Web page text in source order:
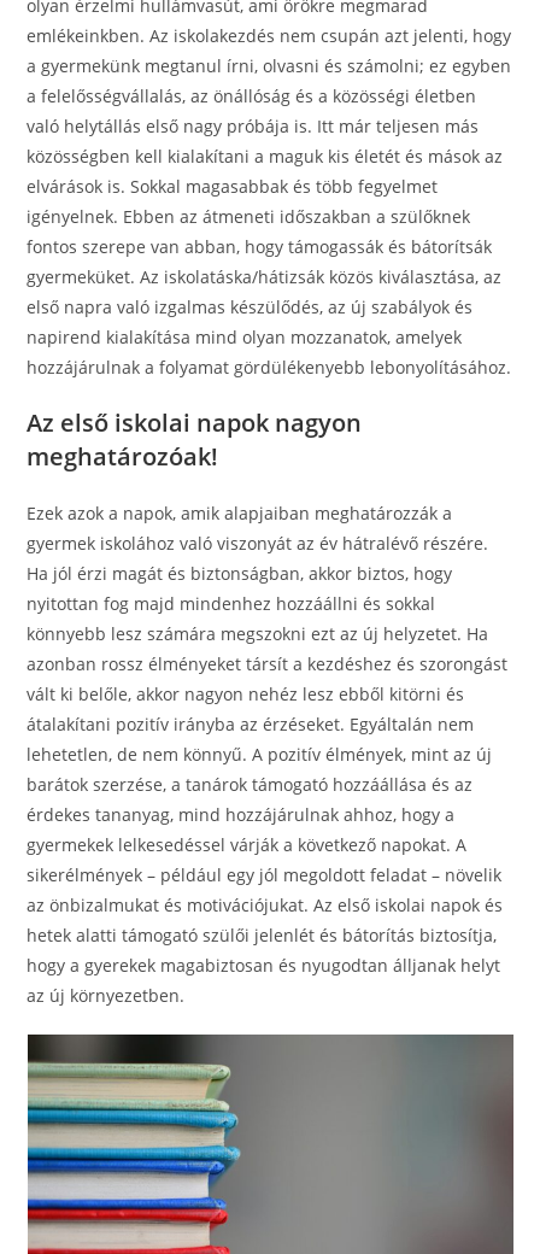
olyan érzelmi hullámvasút, ami örökre megmarad
emlékeinkben. Az iskolakezdés nem csupán azt jelenti, hogy
a gyermekünk megtanul írni, olvasni és számolni; ez egyben
a felelősségvállalás, az önállóság és a közösségi életben
való helytállás első nagy próbája is. Itt már teljesen más
közösségben kell kialakítani a maguk kis életét és mások az
elvárások is. Sokkal magasabbak és több fegyelmet
igényelnek. Ebben az átmeneti időszakban a szülőknek
fontos szerepe van abban, hogy támogassák és bátorítsák
gyermeküket. Az iskolatáska/hátizsák közös kiválasztása, az
első napra való izgalmas készülődés, az új szabályok és
napirend kialakítása mind olyan mozzanatok, amelyek
hozzájárulnak a folyamat gördülékenyebb lebonyolításához.
Az első iskolai napok nagyon
meghatározóak!
Ezek azok a napok, amik alapjaiban meghatározzák a
gyermek iskolához való viszonyát az év hátralévő részére.
Ha jól érzi magát és biztonságban, akkor biztos, hogy
nyitottan fog majd mindenhez hozzáállni és sokkal
könnyebb lesz számára megszokni ezt az új helyzetet. Ha
azonban rossz élményeket társít a kezdéshez és szorongást
vált ki belőle, akkor nagyon nehéz lesz ebből kitörni és
átalakítani pozitív irányba az érzéseket. Egyáltalán nem
lehetetlen, de nem könnyű. A pozitív élmények, mint az új
barátok szerzése, a tanárok támogató hozzáállása és az
érdekes tananyag, mind hozzájárulnak ahhoz, hogy a
gyermekek lelkesedéssel várják a következő napokat. A
sikerélmények – például egy jól megoldott feladat – növelik
az önbizalmukat és motivációjukat. Az első iskolai napok és
hetek alatti támogató szülői jelenlét és bátorítás biztosítja,
hogy a gyerekek magabiztosan és nyugodtan álljanak helyt
az új környezetben.